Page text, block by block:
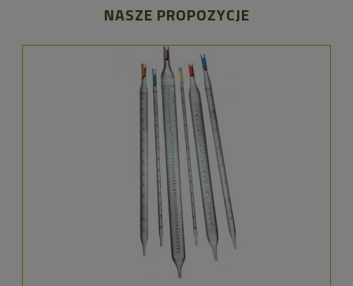
NASZE PROPOZYCJE